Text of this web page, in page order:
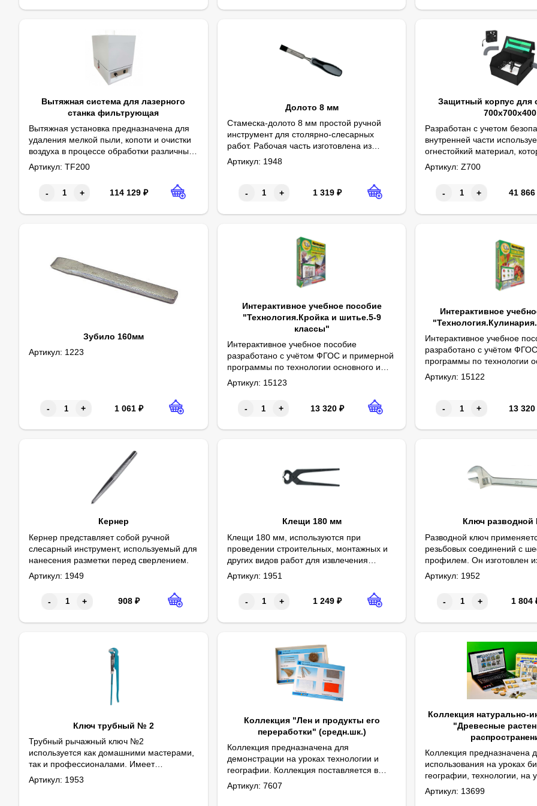
Вытяжная система для лазерного
станка фильтрующая
Вытяжная установка предназначена для
удаления мелкой пыли, копоти и очистки
воздуха в процессе обработки различных
материалов на волоконных лазерных
маркерах, CO2 лазерных станках, а также
Для удобства работы, дополнительно можно приобрести трубы дымоприемников и струбцины для крепления к столу.
Рекомендуется к использованию с:
CO2 лазерными станками с рабочим полем до 200х300 мм.
Диодными лазерными станками с длиной волны 400-500 нм. и рабочим полем 300х400 мм
С волоконным лазерным маркером с рабочим полем 200х200 мм.
С паяльными станциями
Артикул:TF200
- + 114 129 ₽
Долото 8 мм
Стамеска-долото 8 мм простой ручной
инструмент для столярно-слесарных
работ. Рабочая часть изготовлена из
прочной стали, что определяет
износостойкость и долговечность данного
Артикул: 1948
- + 1 319₽
Защитный корпус для
700х700х400
Разработан с учетом
внутренней части
огнестойкий материал,
эффективно предотвращать
изолировать дым и запах,
Дизайн защиты глаз.
Быстро и легко
Артикул:Z700
- + 41 866
Зубило 160мм
Артикул: 1223
- + 1 061 ₽
Интерактивное учебное пособие
"Технология.Кройка и шитье.5-9
классы"
Интерактивное учебное пособие
разработано с учётом ФГОС и примерной
программы по технологии основного и
среднего общего образования. Материал
интерактивного учебного пособия
технологии 5- 9 классов.
1. Материаловедение. 2. Ручные швы. 3. Машиноведение. 4. Влажно-
Артикул: 15123
- + 13 320 ₽
Интерактивное
Интерактивное учебное
разработано с учётом
программы по технологии
среднего общего
интерактивного учебного
технологии 5- 9 классов.
Обработка овощей. Блюда
Первичная обработка мяса
Приемы тепловой обработки.
Мера и масса некоторых
Мясной бульон.
Заправочные супы.
Изделия из рубленого мяса.
Приготовление блюд из
Приготовление блюд из
Блюда из яиц.
Приготовление каши.
Приготовление изделий из
Правила техники
Содержание питательных
Правила сервировки и
Артикул: 15122
- + 13 320
Кернер
Кернер представляет собой ручной
слесарный инструмент, используемый для
нанесения разметки перед сверлением.
Артикул: 1949
- + 908 ₽
Клещи 180 мм
Клещи 180 мм, используются при
проведении строительных, монтажных и
других видов работ для извлечения
гвоздей и перекусывания проволоки.
Артикул: 1951
- + 1 249₽
Ключ
Разводной ключ
резьбовых соединений с
профилем. Он изготовлен
инструментальной стали.
Артикул: 1952
- + 1 804
Ключ трубный № 2
Трубный рычажный ключ №2
используется как домашними мастерами,
так и профессионалами. Имеет
усиленную конструкцию, что делает
инструмент стойким к высоким нагрузкам.
Артикул: 1953
Коллекция "Лен и продукты его
переработки" (средн.шк.)
Коллекция предназначена для
демонстрации на уроках технологии и
географии. Коллекция поставляется в
картонной коробке. Образцы льняных
волокон, пряжи, нитей и тканей
Габаритные размеры в упаковке (дл.*шир.*выс.), см: 30,5*22*3. Вес, кг, не
Артикул: 7607
Коллекция натурально-
"Древесные
Коллекция предназначена
использования на уроках
географии, технологии, на
«Окружающий мир» в
Разработана с учетом
Интерактивное
Габаритные размеры в
Комплектность: образцы
Артикул: 13699